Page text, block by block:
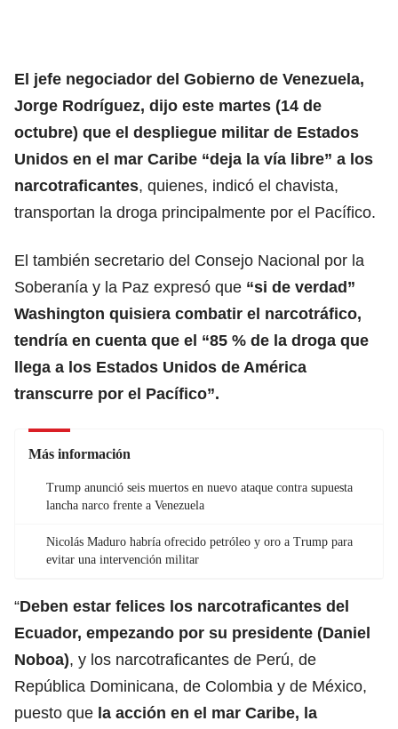
El jefe negociador del Gobierno de Venezuela,
Jorge Rodríguez, dijo este martes (14 de
octubre) que el despliegue militar de Estados
Unidos en el mar Caribe “deja la vía libre” a los
narcotraficantes, quienes, indicó el chavista,
transportan la droga principalmente por el Pacífico.
El también secretario del Consejo Nacional por la
Soberanía y la Paz expresó que “si de verdad”
Washington quisiera combatir el narcotráfico,
tendría en cuenta que el “85 % de la droga que
llega a los Estados Unidos de América
transcurre por el Pacífico”.
Más información
Trump anunció seis muertos en nuevo ataque contra supuesta
lancha narco frente a Venezuela
Nicolás Maduro habría ofrecido petróleo y oro a Trump para
evitar una intervención militar
“Deben estar felices los narcotraficantes del
Ecuador, empezando por su presidente (Daniel
Noboa), y los narcotraficantes de Perú, de
República Dominicana, de Colombia y de México,
puesto que la acción en el mar Caribe, la